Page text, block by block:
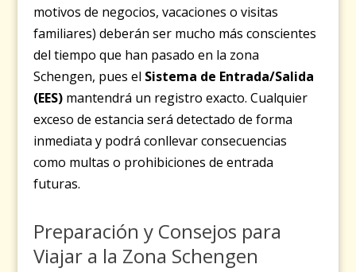
motivos de negocios, vacaciones o visitas
familiares) deberán ser mucho más conscientes
del tiempo que han pasado en la zona
Schengen, pues el Sistema de Entrada/Salida
(EES) mantendrá un registro exacto. Cualquier
exceso de estancia será detectado de forma
inmediata y podrá conllevar consecuencias
como multas o prohibiciones de entrada
futuras.
Preparación y Consejos para
Viajar a la Zona Schengen